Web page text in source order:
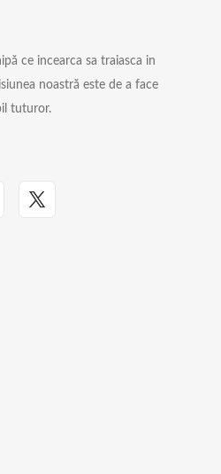
ce incearca sa traiasca in
noastră este de a face
tuturor.